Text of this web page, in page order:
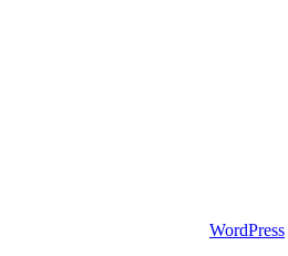
WordPress